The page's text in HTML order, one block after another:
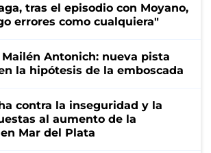
tras el episodio con Moyano,
errores como cualquiera"
Antonich: nueva pista
la hipótesis de la emboscada
contra la inseguridad y la
al aumento de la
Mar del Plata